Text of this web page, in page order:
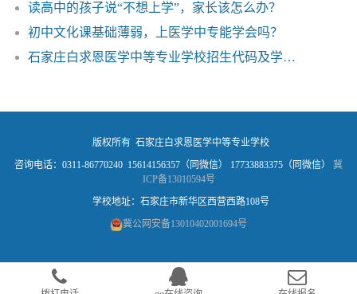
读高中的孩子说“不想上学”，家长该怎么办？
初中文化课基础薄弱，上医学中专能学会吗？
石家庄白求恩医学中等专业学校招生代码及学校信息‌
版权所有 石家庄白求恩医学中等专业学校
咨询电话：0311-86770240 15614156357（同微信） 17733883375（同微信） 冀
ICP备13010594号
学校地址：石家庄市新华区西营西路108号
冀公网安备13010402001694号